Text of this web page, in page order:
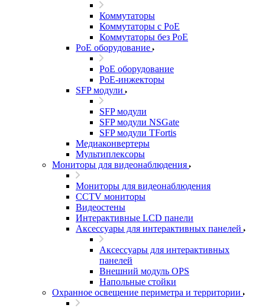
Коммутаторы
Коммутаторы с PoE
Коммутаторы без PoE
PoE оборудование
PoE оборудование
PoE-инжекторы
SFP модули
SFP модули
SFP модули NSGate
SFP модули TFortis
Медиаконвертеры
Мультиплексоры
Мониторы для видеонаблюдения
Мониторы для видеонаблюдения
CCTV мониторы
Видеостены
Интерактивные LCD панели
Аксессуары для интерактивных панелей
Аксессуары для интерактивных
панелей
Внешний модуль OPS
Напольные стойки
Охранное освещение периметра и территории